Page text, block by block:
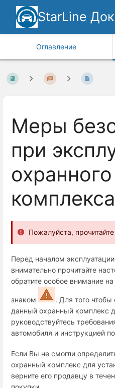
StarLine
Оглавление
Меры
при
охранного
комплекса
Пожалуйста,
Перед началом
внимательно прочитайте
обратите особое внимание
знаком
. Для того чтобы
данный охранный комплекс
руководствуйтесь
автомобиля и инструкцией
Если Вы не смогли
охранный комплекс для
верните его продавцу в